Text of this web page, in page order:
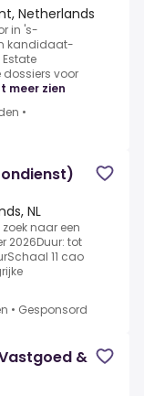
Netherlands
in 's-
kandidaat-
voor
meer zien
•
NL
naar een
2026Duur: tot
11 cao
• Gesponsord
&